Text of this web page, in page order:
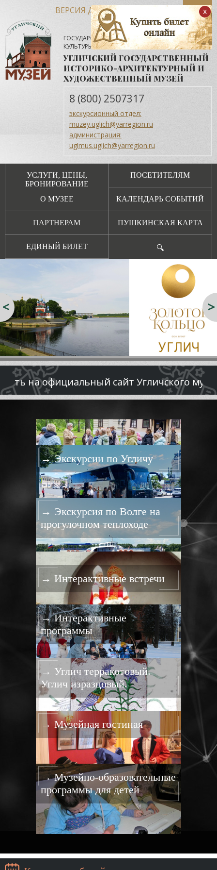
ВЕРСИЯ ДЛЯ СЛАБОВИДЯЩИХ
ГОСУДАРСТВЕННОЕ АВТОНОМНОЕ УЧРЕЖДЕНИЕ
КУЛЬТУРЫ ЯРОСЛАВСКОЙ ОБЛАСТИ
УГЛИЧСКИЙ ГОСУДАРСТВЕННЫЙ
ИСТОРИКО-АРХИТЕКТУРНЫЙ И
ХУДОЖЕСТВЕННЫЙ МУЗЕЙ
8 (800) 2507317
экскурсионный отдел:
muzey.uglich@yarregion.ru
администрация:
uglmus.uglich@yarregion.ru
УСЛУГИ, ЦЕНЫ,
БРОНИРОВАНИЕ
ПОСЕТИТЕЛЯМ
О МУЗЕЕ КАЛЕНДАРЬ СОБЫТИЙ
ПАРТНЕРАМ ПУШКИНСКАЯ КАРТА
ЕДИНЫЙ БИЛЕТ 🔍
< >
на официальный сайт Угличского музея!
→ Экскурсии по Угличу
→ Экскурсия по Волге на
прогулочном теплоходе
→ Интерактивные встречи
→ Интерактивные
программы
→ Углич терракотовый.
Углич изразцовый.
→ Музейная гостиная
→ Музейно-образовательные
программы для детей
x